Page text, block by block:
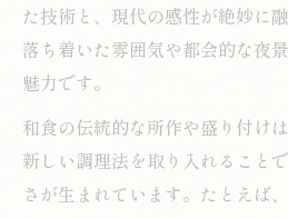
和食職人が選ぶ鰹の
素材本来の旨みを活か
和食の醍醐味は素材へ
記念日や接待に最適な和
た技術と、現代の感性が絶妙に
落ち着いた雰囲気や都会的な夜
魅力です。
和食の伝統的な所作や盛り付け
新しい調理法を取り入れること
さが生まれています。たとえば